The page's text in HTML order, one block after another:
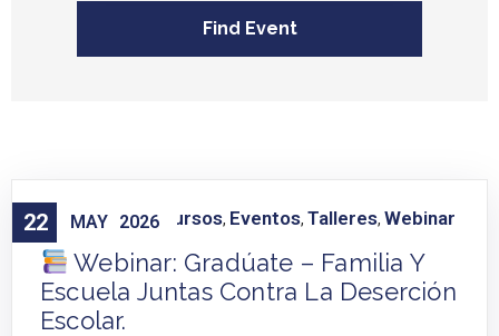
22 MAY 2026
Capacitación, Cursos, Eventos, Talleres, Webinar
Webinar: Gradúate – Familia Y
Escuela Juntas Contra La Deserción
Escolar.